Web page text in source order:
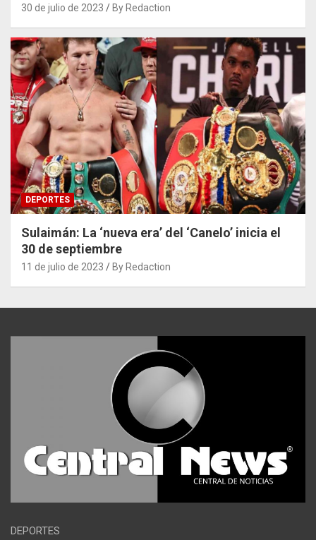
30 de julio de 2023 By Redaction
DEPORTES
Sulaimán: La ‘nueva era’ del ‘Canelo’ inicia el
30 de septiembre
11 de julio de 2023 By Redaction
DEPORTES